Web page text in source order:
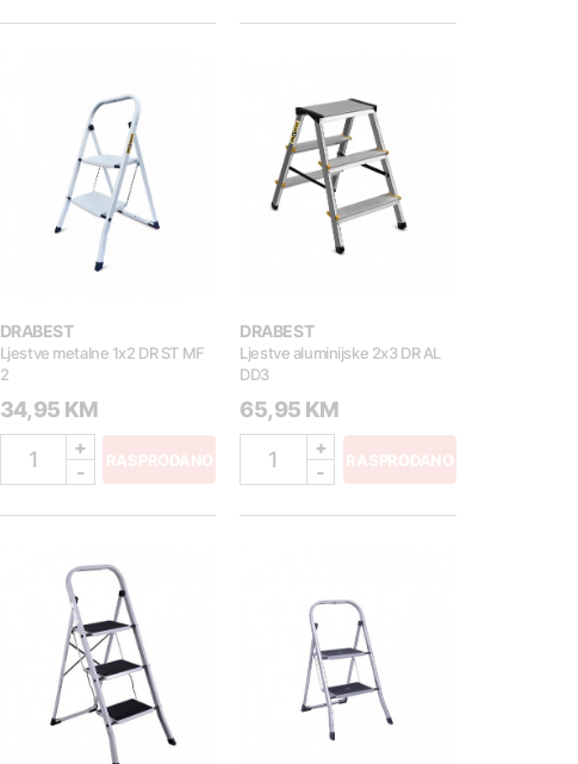
DRABEST
Ljestve metalne 1x2 DR ST MF
2
34,95 KM
1
+
-
RASPRODANO
DRABEST
Ljestve aluminijske 2x3 DR AL
DD3
65,95 KM
1
+
-
RASPRODANO